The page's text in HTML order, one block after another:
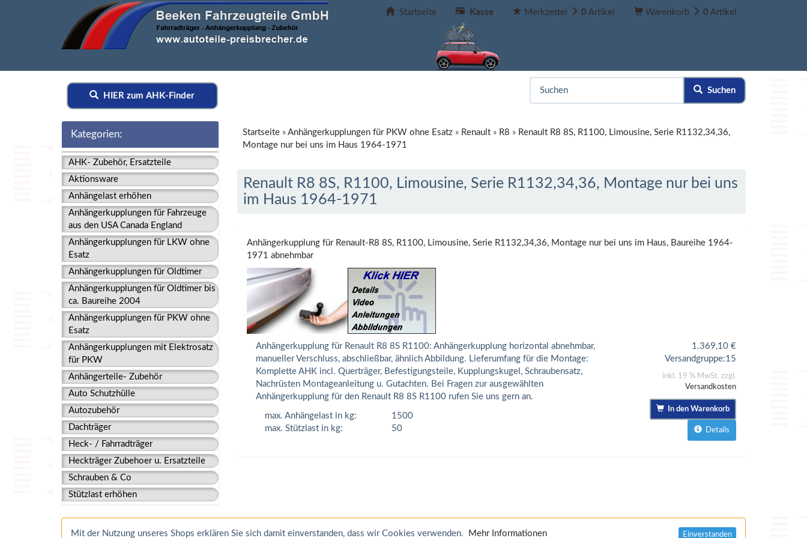
Startseite Kasse Merkzettel 0 Artikel Warenkorb 0 Artikel
Suchen
HIER zum AHK-Finder
Kategorien:
AHK- Zubehör, Ersatzteile
Aktionsware
Anhängelast erhöhen
Anhängerkupplungen für Fahrzeuge
aus den USA Canada England
Anhängerkupplungen für LKW ohne
Esatz
Anhängerkupplungen für Oldtimer
Anhängerkupplungen für Oldtimer bis
ca. Baureihe 2004
Anhängerkupplungen für PKW ohne
Esatz
Anhängerkupplungen mit Elektrosatz
für PKW
Anhängerteile- Zubehör
Auto Schutzhülle
Autozubehör
Dachträger
Heck- / Fahrradträger
Heckträger Zubehoer u. Ersatzteile
Schrauben & Co
Stützlast erhöhen
Startseite» Anhängerkupplungen für PKW ohne Esatz» Renault» R8 » Renault R8 8S, R1100, Limousine, Serie R1132,34,36,
Montage nur bei uns im Haus 1964-1971
Renault R8 8S, R1100, Limousine, Serie R1132,34,36, Montage nur bei uns
im Haus 1964-1971
Anhängerkupplung für Renault-R8 8S, R1100, Limousine, Serie R1132,34,36, Montage nur bei uns im Haus, Baureihe 1964-
1971 abnehmbar
Anhängerkupplung für Renault R8 8S R1100: Anhängerkupplung horizontal abnehmbar,
manueller Verschluss, abschließbar, ähnlich Abbildung. Lieferumfang für die Montage:
Komplette AHK incl. Querträger, Befestigungsteile, Kupplungskugel, Schraubensatz,
Nachrüsten Montageanleitung u. Gutachten. Bei Fragen zur ausgewählten
Anhängerkupplung für den Renault R8 8S R1100 rufen Sie uns gern an.
max. Anhängelast in kg:
1500
max. Stützlast in kg:
50
1.369,10 €
Versandgruppe:15
inkl. 19 % MwSt. zzgl.
Versandkosten
In den Warenkorb
Details
Mit der Nutzung unseres Shops erklären Sie sich damit einverstanden, dass wir Cookies verwenden. Mehr Informationen Einverstanden